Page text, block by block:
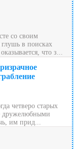
со своим
в поисках
что з...
четверо старых
дружелюбными
им прид...